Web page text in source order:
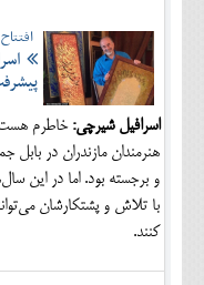
اسرافیل شیرچی: خاطرم هست
هنرمندان مازندران در
و برجسته بود. اما در این
با تلاش و پشتکارشان
کنند.